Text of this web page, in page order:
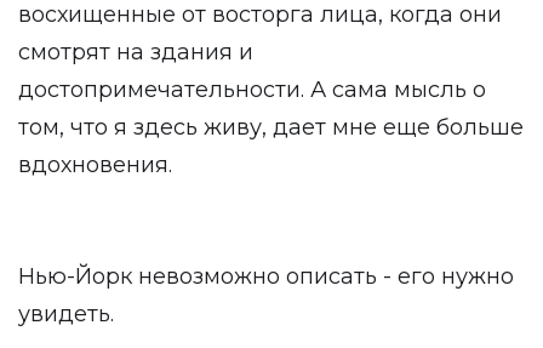
восхищенные от восторга лица, когда они
смотрят на здания и
достопримечательности. А сама мысль о
том, что я здесь живу, дает мне еще больше
вдохновения.
Нью-Йорк невозможно описать - его нужно
увидеть.